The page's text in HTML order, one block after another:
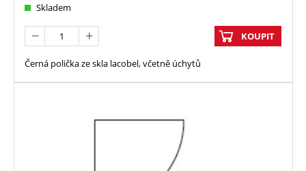
Skladem
KOUPIT
Černá polička ze skla lacobel, včetně úchytů